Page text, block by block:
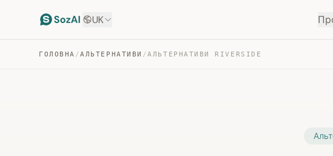
UK
ГОЛОВНА /АЛЬТЕРНАТИВИ /АЛЬТЕРНАТИВИ RIVERSIDE